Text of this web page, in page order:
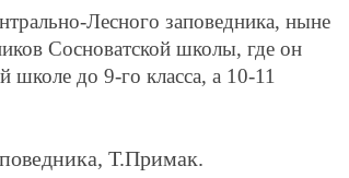
Лесного заповедника, ныне
Сосноватской школы, где он
школе до 9-го класса, а 10-11
Т.Примак.